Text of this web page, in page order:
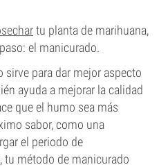
tu planta de marihuana,
el manicurado.
para dar mejor aspecto
ayuda a mejorar la calidad
que el humo sea más
sabor, como una
el periodo de
método de manicurado